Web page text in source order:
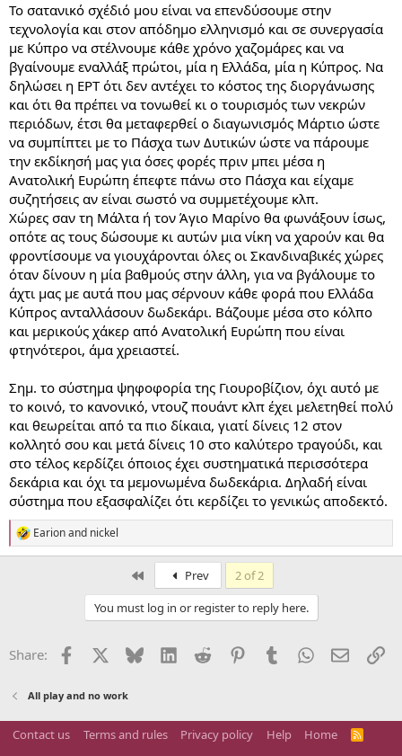
To σατανικό σχέδιό μου είναι να επενδύσουμε στην
τεχνολογία και στον απόδημο ελληνισμό και σε συνεργασία
με Κύπρο να στέλνουμε κάθε χρόνο χαζομάρες και να
βγαίνουμε εναλλάξ πρώτοι, μία η Ελλάδα, μία η Κύπρος. Να
δηλώσει η ΕΡΤ ότι δεν αντέχει το κόστος της διοργάνωσης
και ότι θα πρέπει να τονωθεί κι ο τουρισμός των νεκρών
περιόδων, έτσι θα μεταφερθεί ο διαγωνισμός Μάρτιο ώστε
να συμπίπτει με το Πάσχα των Δυτικών ώστε να πάρουμε
την εκδίκησή μας για όσες φορές πριν μπει μέσα η
Ανατολική Ευρώπη έπεφτε πάνω στο Πάσχα και είχαμε
συζητήσεις αν είναι σωστό να συμμετέχουμε κλπ.
Χώρες σαν τη Μάλτα ή τον Άγιο Μαρίνο θα φωνάξουν ίσως,
οπότε ας τους δώσουμε κι αυτών μια νίκη να χαρούν και θα
φροντίσουμε να γιουχάρονται όλες οι Σκανδιναβικές χώρες
όταν δίνουν η μία βαθμούς στην άλλη, για να βγάλουμε το
άχτι μας με αυτά που μας σέρνουν κάθε φορά που Ελλάδα
Κύπρος ανταλλάσουν δωδεκάρι. Βάζουμε μέσα στο κόλπο
και μερικούς χάκερ από Ανατολική Ευρώπη που είναι
φτηνότεροι, άμα χρειαστεί.
Σημ. το σύστημα ψηφοφορία της Γιουροβίζιον, όχι αυτό με
το κοινό, το κανονικό, ντουζ πουάντ κλπ έχει μελετηθεί πολύ
και θεωρείται από τα πιο δίκαια, γιατί δίνεις 12 στον
κολλητό σου και μετά δίνεις 10 στο καλύτερο τραγούδι, και
στο τέλος κερδίζει όποιος έχει συστηματικά περισσότερα
δεκάρια και όχι τα μεμονωμένα δωδεκάρια. Δηλαδή είναι
σύστημα που εξασφαλίζει ότι κερδίζει το γενικώς αποδεκτό.
R
e
s
Earionand nickel
Prev
2 of 2
You must log in or register to reply here.
Share: Facebook Bluesky LinkedInReddit PinterestTumblrWhatsApp
Email
All play and no work
Contact us Terms and rules Privacy policy Help Home